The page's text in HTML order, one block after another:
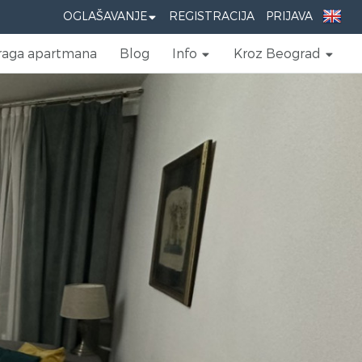
OGLAŠAVANJE REGISTRACIJA PRIJAVA
apartmana Blog Info Kroz Beograd